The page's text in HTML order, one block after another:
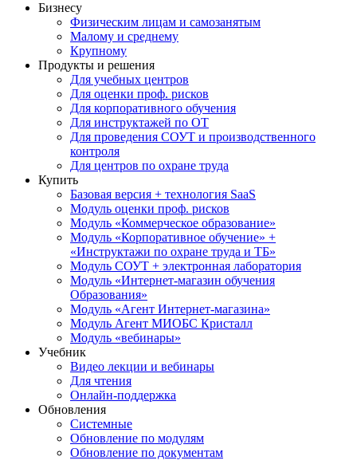
Бизнесу
Физическим лицам и самозанятым
Малому и среднему
Крупному
Продукты и решения
Для учебных центров
Для оценки проф. рисков
Для корпоративного обучения
Для инструктажей по ОТ
Для проведения СОУТ и производственного
контроля
Для центров по охране труда
Купить
Базовая версия + технология SaaS
Модуль оценки проф. рисков
Модуль «Коммерческое образование»
Модуль «Корпоративное обучение» +
«Инструктажи по охране труда и ТБ»
Модуль СОУТ + электронная лаборатория
Модуль «Интернет-магазин обучения
Образования»
Модуль «Агент Интернет-магазина»
Модуль Агент МИОБС Кристалл
Модуль «вебинары»
Учебник
Видео лекции и вебинары
Для чтения
Онлайн-поддержка
Обновления
Системные
Обновление по модулям
Обновление по документам